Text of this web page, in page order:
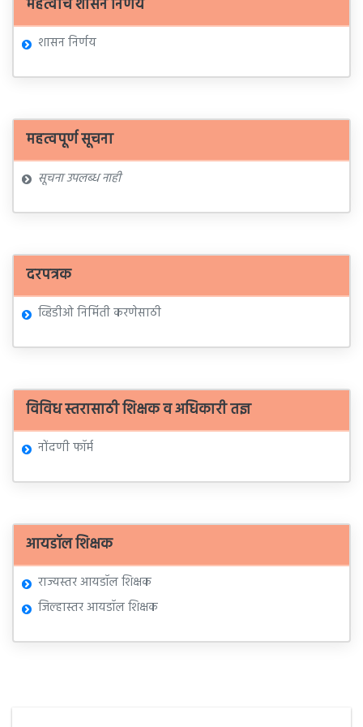
महत्वाचे शासन निर्णय
शासन निर्णय
महत्वपूर्ण सूचना
सूचना उपलब्ध नाही
दरपत्रक
व्हिडीओ निर्मिती करणेसाठी
विविध स्तरासाठी शिक्षक व अधिकारी तज्ञ
नोंदणी फॉर्म
आयडॉल शिक्षक
राज्यस्तर आयडॉल शिक्षक
जिल्हास्तर आयडॉल शिक्षक